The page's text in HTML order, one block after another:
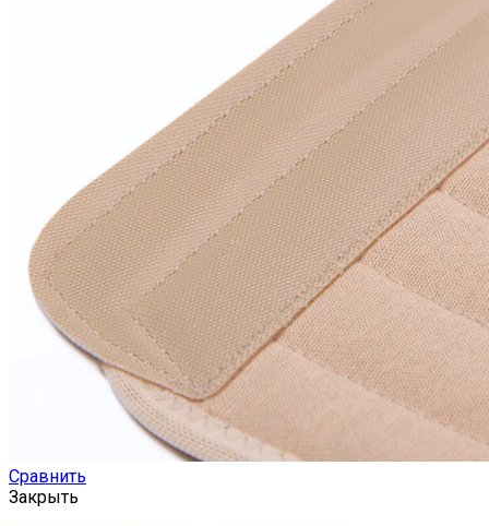
Сравнить
Закрыть